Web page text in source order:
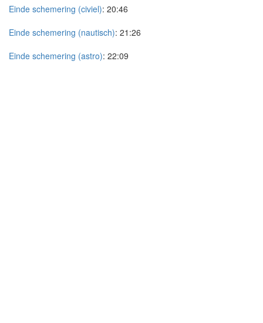
Einde schemering (civiel): 20:46
Einde schemering (nautisch): 21:26
Einde schemering (astro): 22:09